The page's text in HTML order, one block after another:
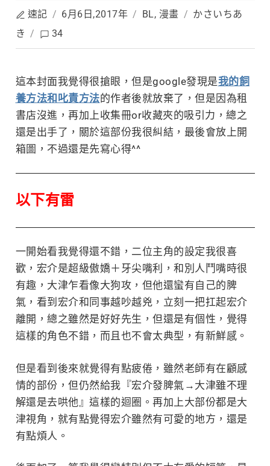
速記 / 6月6日,2017年 / BL, 漫畫 / かさいちあ
き / 34
這本封面我覺得很搶眼，但是google發現是我的飼
養方法和叱責方法的作者後就放棄了，但是因為租
書店沒進，再加上收集冊or收藏夾的吸引力，總之
還是出手了，關於這部份我很糾結，最後會放上開
箱圖，不過還是先寫心得^^
以下有雷
一開始看我覺得還不錯，二位主角的設定我很喜
歡，宏介是超級傲嬌＋牙尖嘴利，和別人鬥嘴時很
有趣，大津乍看像大狗攻，但他還蠻有自己的脾
氣，看到宏介和同事越吵越兇，立刻一把扛起宏介
離開，總之雖然是好好先生，但還是有個性，覺得
這樣的角色不錯，而且也不會太典型，有新鮮感。
但是看到後來就覺得有點疲倦，雖然老師有在顧感
情的部份，但仍然給我『宏介發脾氣→大津雖不理
解還是去哄他』這樣的迴圈。再加上大部份都是大
津視角，就有點覺得宏介雖然有可愛的地方，還是
有點煩人。